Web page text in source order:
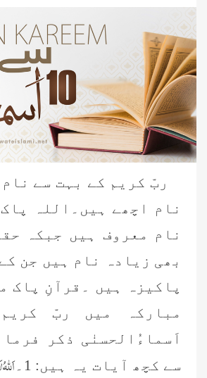
ربّ کریم کے بہت سے
نام اچھے ہیں۔اللہ
نام معروف ہیں جبکہ
بھی زیادہ نام ہیں جن
پاکیزہ ہیں ۔قرآنِ پاک
مبارکہ میں ربّ
اَسماءُالحسنٰی ذکر
سے کچھ آیات یہ ہیں: 1۔